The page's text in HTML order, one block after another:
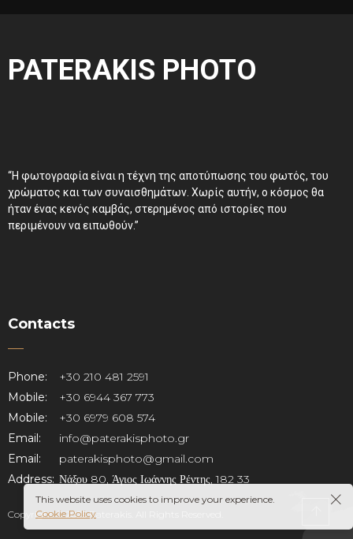
PATERAKIS PHOTO
“Η φωτογραφία είναι η τέχνη της αποτύπωσης του φωτός, του
χρώματος και των συναισθημάτων. Χωρίς αυτήν, ο κόσμος θα
ήταν ένας κενός καμβάς, στερημένος από ιστορίες που
περιμένουν να ειπωθούν.”
Contacts
Phone:
+30 210 481 2591
Mobile:
+30 6944 367 773
Mobile:
+30 6979 608 574
Email:
info@paterakisphoto.gr
Email:
paterakisphoto@gmail.com
Address: Νάξου 80, Άγιος Ιωάννης Ρέντης, 182 33
Copyright © 2025 Paterakis. All Rights Reserved.
This website uses cookies to improve your experience.
Cookie Policy